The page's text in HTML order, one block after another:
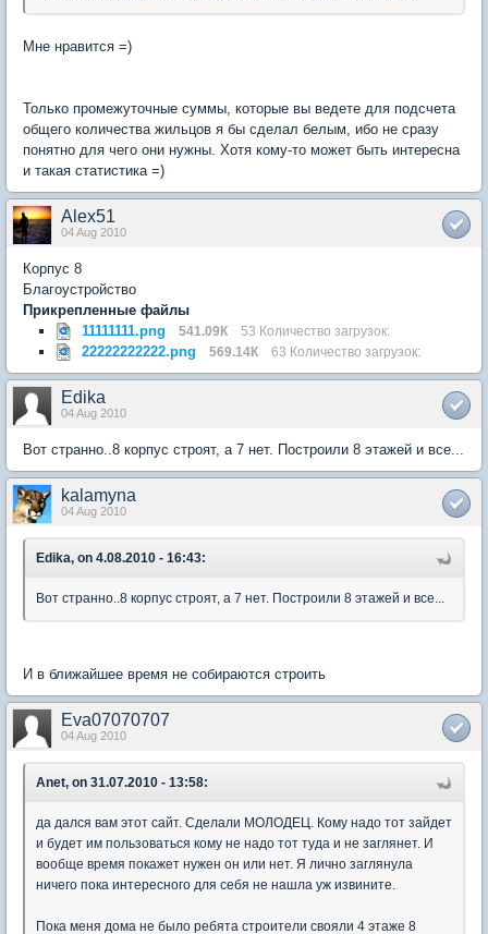
Мне нравится =)
Только промежуточные суммы, которые вы ведете для подсчета
общего количества жильцов я бы сделал белым, ибо не сразу
понятно для чего они нужны. Хотя кому-то может быть интересна
и такая статистика =)
Alex51
04 Aug 2010
Корпус 8
Благоустройство
Прикрепленные файлы
11111111.png
541.09К 53 Количество загрузок:
22222222222.png 569.14К 63 Количество загрузок:
Edika
04 Aug 2010
Вот странно..8 корпус строят, а 7 нет. Построили 8 этажей и все...
kalamyna
04 Aug 2010
Edika, on 4.08.2010 - 16:43:
Вот странно..8 корпус строят, а 7 нет. Построили 8 этажей и все...
И в ближайшее время не собираются строить
Eva07070707
04 Aug 2010
Anet, on 31.07.2010 - 13:58:
да дался вам этот сайт. Сделали МОЛОДЕЦ. Кому надо тот зайдет
и будет им пользоваться кому не надо тот туда и не заглянет. И
вообще время покажет нужен он или нет. Я лично заглянула
ничего пока интересного для себя не нашла уж извините.
Пока меня дома не было ребята строители свояли 4 этаже 8